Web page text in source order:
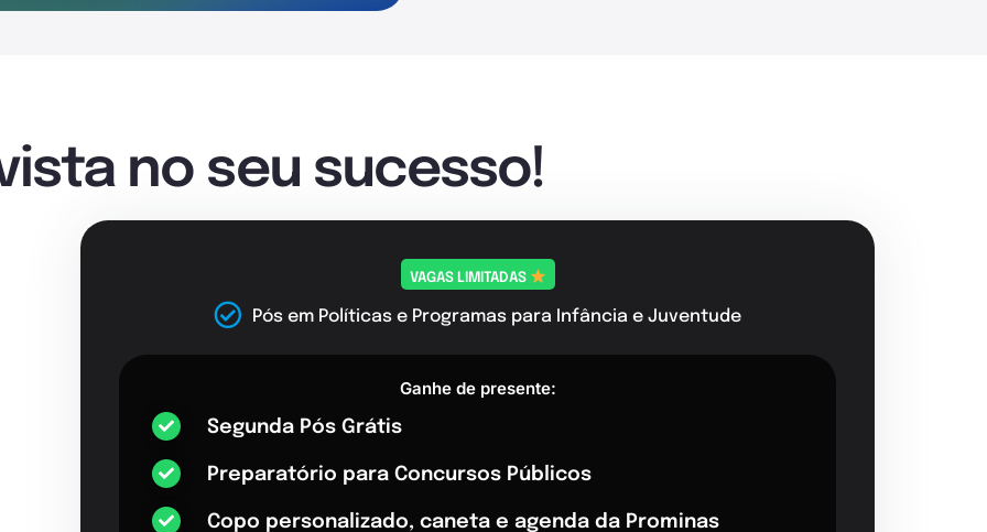
no seu sucesso!
VAGAS LIMITADAS
Pós em Políticas e Programas para Infância e Juventude
Ganhe de presente:
Segunda Pós Grátis
Preparatório para Concursos Públicos
Copo personalizado, caneta e agenda da Prominas